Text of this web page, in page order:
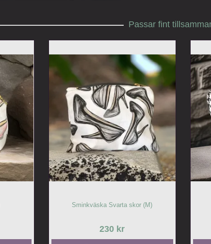
Passar fint
Sminkväska Svarta skor (M)
230 kr